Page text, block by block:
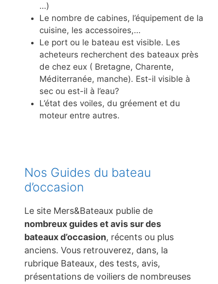
…)
Le nombre de cabines, l’équipement de la
cuisine, les accessoires,…
Le port ou le bateau est visible. Les
acheteurs recherchent des bateaux près
de chez eux ( Bretagne, Charente,
Méditerranée, manche). Est-il visible à
sec ou est-il à l’eau?
L’état des voiles, du gréement et du
moteur entre autres.
Nos Guides du bateau
d’occasion
Le site Mers&Bateaux publie de
nombreux guides et avis sur des
bateaux d’occasion, récents ou plus
anciens. Vous retrouverez, dans, la
rubrique Bateaux, des tests, avis,
présentations de voiliers de nombreuses